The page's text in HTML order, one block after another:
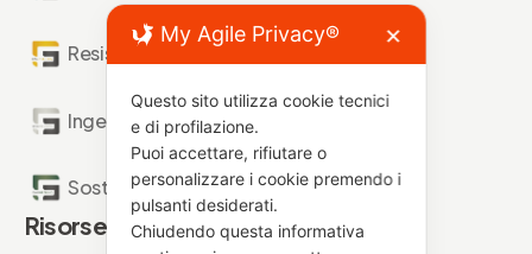
Resistenza al Fuoco
Ingegneria Forense
Sostenibilità Antincendio
Risorse
My Agile Privacy® ✕
Questo sito utilizza cookie tecnici
e di profilazione.
Puoi accettare, rifiutare o
personalizzare i cookie premendo i
pulsanti desiderati.
Chiudendo questa informativa